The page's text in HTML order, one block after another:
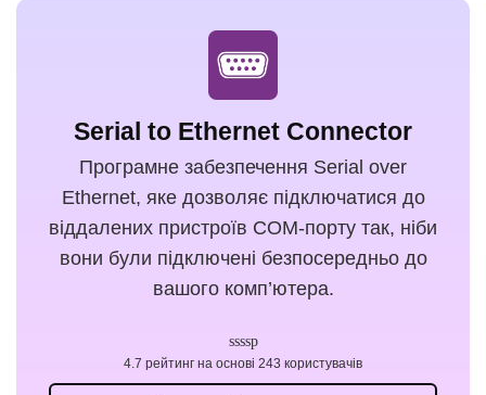
Serial to Ethernet Connector
Програмне забезпечення Serial over
Ethernet, яке дозволяє підключатися до
віддалених пристроїв COM-порту так, ніби
вони були підключені безпосередньо до
вашого комп’ютера.
4.7 рейтинг на основі 243 користувачів